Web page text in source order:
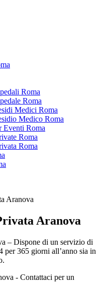
Roma
Roma
Medici Roma
Medico Roma
Eventi Roma
Roma
Roma
Aranova
Aranova
– Dispone di un servizio di
per 365 giorni all’anno sia in